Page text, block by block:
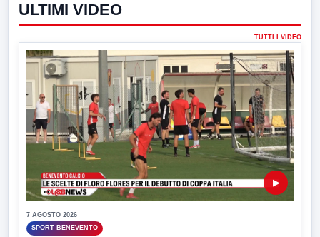
ULTIMI VIDEO
TUTTI I VIDEO
▶
7 AGOSTO 2026
SPORT BENEVENTO